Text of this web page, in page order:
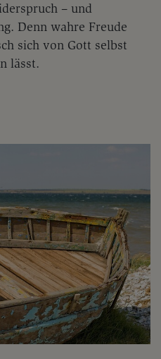
– und
Denn wahre Freude
sich von Gott selbst
lässt.